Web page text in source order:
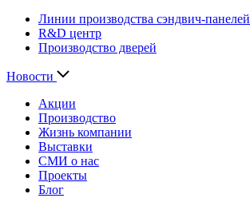
Линии производства сэндвич-панелей
R&D центр
Производство дверей
Новости
Акции
Производство
Жизнь компании
Выставки
СМИ о нас
Проекты
Блог